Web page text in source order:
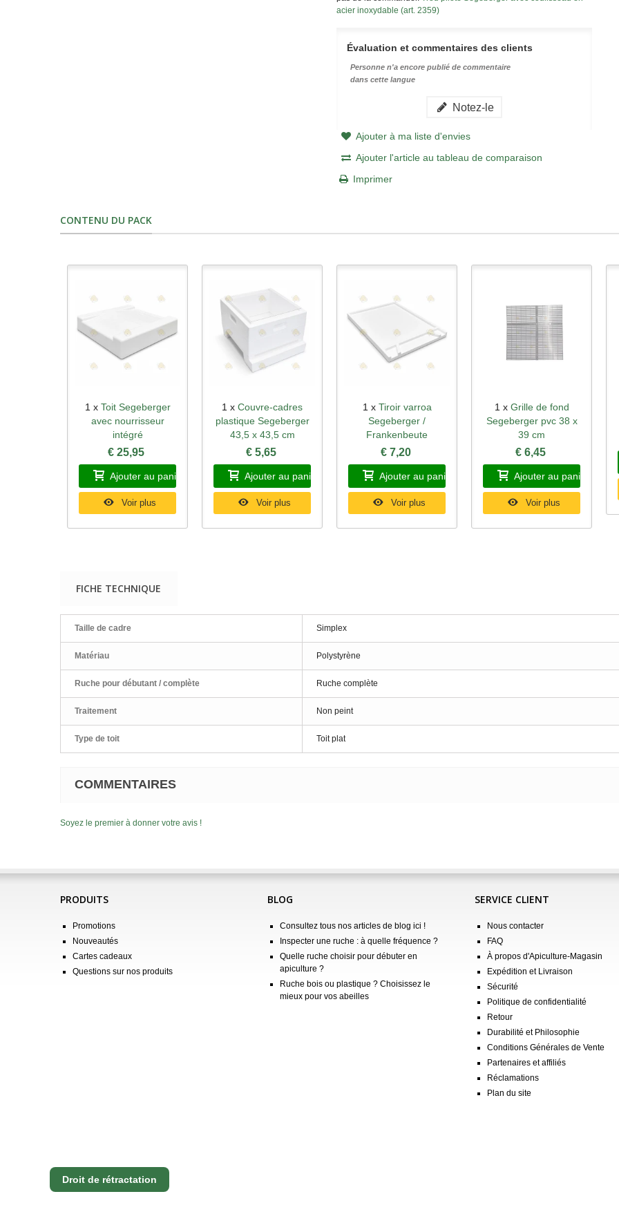
acier inoxydable (art. 2359)
Évaluation et commentaires des clients
Personne n'a encore publié de commentaire
dans cette langue
Notez-le
Ajouter à ma liste d'envies
Ajouter l'article au tableau de comparaison
Imprimer
CONTENU DU PACK
Aperçu rapide
1 x Toit Segeberger
avec nourrisseur
intégré
€ 25,95
Ajouter au panier
Voir plus
Aperçu rapide
1 x Couvre-cadres
plastique Segeberger
43,5 x 43,5 cm
€ 5,65
Ajouter au panier
Voir plus
Aperçu rapide
1 x Tiroir varroa
Segeberger /
Frankenbeute
€ 7,20
Ajouter au panier
Voir plus
Aperçu rapide
1 x Grille de fond
Segeberger pvc 38 x
39 cm
€ 6,45
Ajouter au panier
Voir plus
FICHE TECHNIQUE
Taille de cadre Simplex
Matériau Polystyrène
Ruche pour débutant / complète Ruche complète
Traitement Non peint
Type de toit Toit plat
COMMENTAIRES
Soyez le premier à donner votre avis !
PRODUITS
Promotions
Nouveautés
Cartes cadeaux
Questions sur nos produits
BLOG
Consultez tous nos articles de blog ici !
Inspecter une ruche : à quelle fréquence ?
Quelle ruche choisir pour débuter en
apiculture ?
Ruche bois ou plastique ? Choisissez le
mieux pour vos abeilles
SERVICE CLIENT
Nous contacter
FAQ
À propos d'Apiculture-Magasin
Expédition et Livraison
Sécurité
Politique de confidentialité
Retour
Durabilité et Philosophie
Conditions Générales de Vente
Partenaires et affiliés
Réclamations
Plan du site
Droit de rétractation